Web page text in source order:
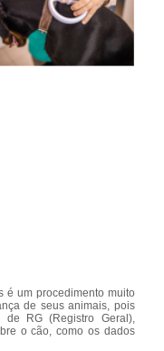
é um procedimento muito
de seus animais, pois
RG (Registro Geral),
o cão, como os dados